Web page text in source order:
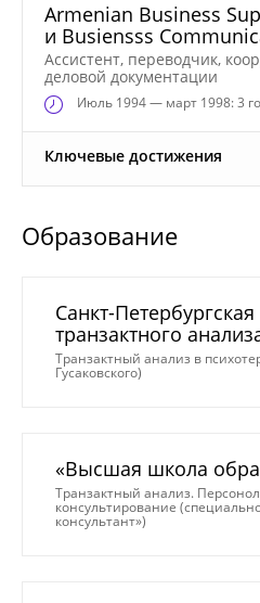
Armenian Business
и Busiensss
Ассистент, переводчик,
деловой документации
Июль 1994 — март 1998: 3
Ключевые достижения
Образование
Санкт-
транзактного
Транзактный анализ в
Гусаковского)
«Высшая школа
Транзактный анализ.
консультирование
консультант»)